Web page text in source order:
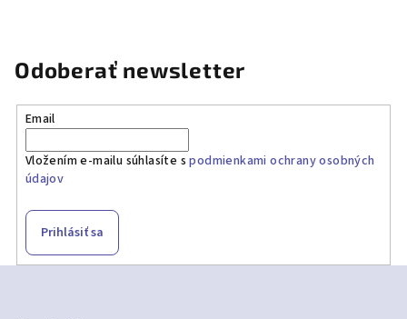
Odoberať newsletter
Email
Vložením e-mailu súhlasíte spodmienkami ochrany osobných
údajov
Prihlásiť sa